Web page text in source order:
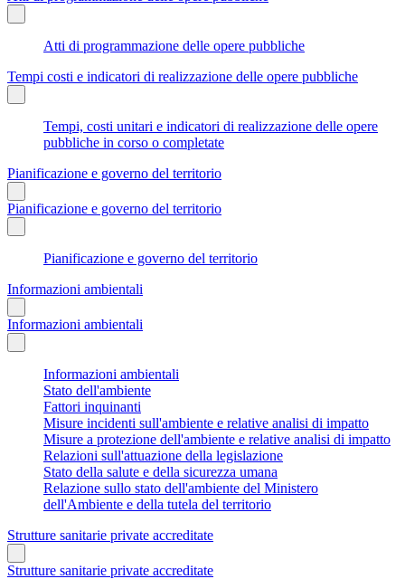
Atti di programmazione delle opere pubbliche
Tempi costi e indicatori di realizzazione delle opere pubbliche
Tempi, costi unitari e indicatori di realizzazione delle opere
pubbliche in corso o completate
Pianificazione e governo del territorio
Pianificazione e governo del territorio
Pianificazione e governo del territorio
Informazioni ambientali
Informazioni ambientali
Informazioni ambientali
Stato dell'ambiente
Fattori inquinanti
Misure incidenti sull'ambiente e relative analisi di impatto
Misure a protezione dell'ambiente e relative analisi di impatto
Relazioni sull'attuazione della legislazione
Stato della salute e della sicurezza umana
Relazione sullo stato dell'ambiente del Ministero
dell'Ambiente e della tutela del territorio
Strutture sanitarie private accreditate
Strutture sanitarie private accreditate